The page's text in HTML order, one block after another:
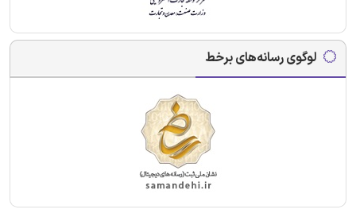
لوگوی رسانه‌های برخط